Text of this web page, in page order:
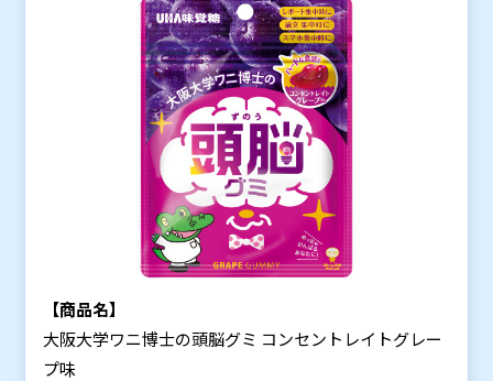
【商品名】
大阪大学ワニ博士の頭脳グミ コンセントレイトグレー
プ味